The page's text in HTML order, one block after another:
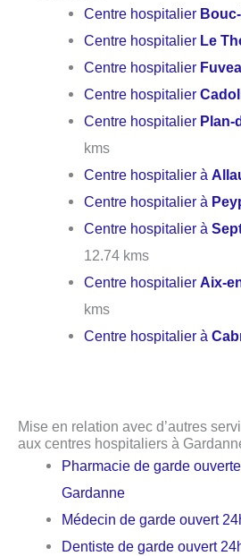
Centre hospitalier
Centre hospitalier Le
Centre hospitalier
Centre hospitalier
Centre hospitalier Plan-
kms
Centre hospitalier à
Centre hospitalier à
Centre hospitalier à
12.74 kms
Centre hospitalier Aix-
kms
Centre hospitalier à
Mise en relation avec d’autres
aux centres hospitaliers à
Pharmacie de garde
Gardanne
Médecin de garde ouvert
Dentiste de garde ouvert